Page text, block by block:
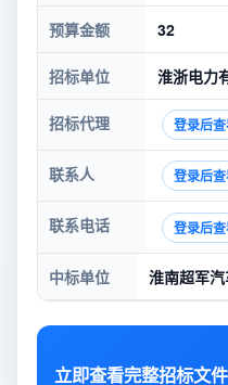
预算金额 32
招标单位 淮浙电力
招标代理 登录后
联系人 登录后
联系电话 登录后
中标单位 淮南超军
立即查看完整招标文件